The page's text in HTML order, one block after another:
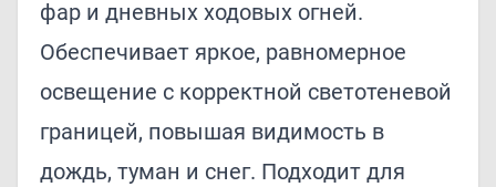
фар и дневных ходовых огней.
Обеспечивает яркое, равномерное
освещение с корректной светотеневой
границей, повышая видимость в
дождь, туман и снег. Подходит для